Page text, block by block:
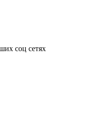
соц сетях